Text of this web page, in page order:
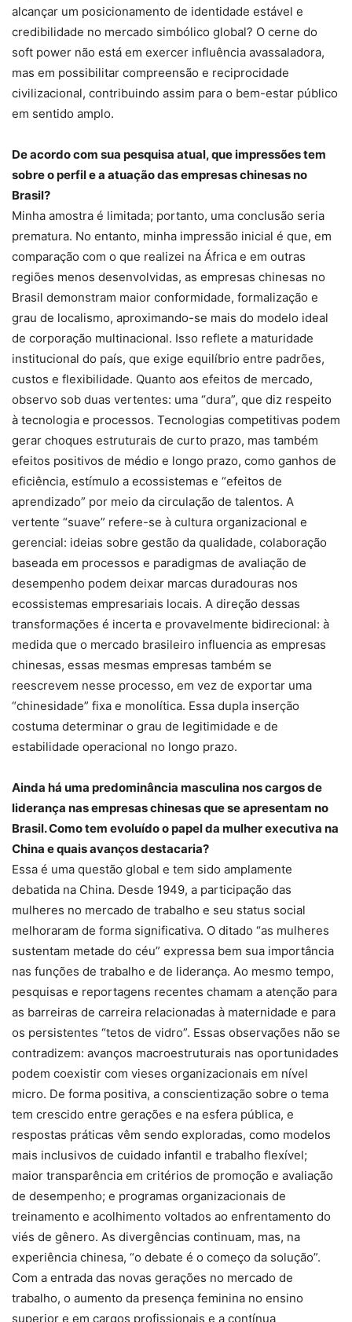
alcançar um posicionamento de identidade estável e
credibilidade no mercado simbólico global? O cerne do
soft power não está em exercer influência avassaladora,
mas em possibilitar compreensão e reciprocidade
civilizacional, contribuindo assim para o bem-estar público
em sentido amplo.
De acordo com sua pesquisa atual, que impressões tem
sobre o perfil e a atuação das empresas chinesas no
Brasil?
Minha amostra é limitada; portanto, uma conclusão seria
prematura. No entanto, minha impressão inicial é que, em
comparação com o que realizei na África e em outras
regiões menos desenvolvidas, as empresas chinesas no
Brasil demonstram maior conformidade, formalização e
grau de localismo, aproximando-se mais do modelo ideal
de corporação multinacional. Isso reflete a maturidade
institucional do país, que exige equilíbrio entre padrões,
custos e flexibilidade. Quanto aos efeitos de mercado,
observo sob duas vertentes: uma “dura”, que diz respeito
à tecnologia e processos. Tecnologias competitivas podem
gerar choques estruturais de curto prazo, mas também
efeitos positivos de médio e longo prazo, como ganhos de
eficiência, estímulo a ecossistemas e “efeitos de
aprendizado” por meio da circulação de talentos. A
vertente “suave” refere-se à cultura organizacional e
gerencial: ideias sobre gestão da qualidade, colaboração
baseada em processos e paradigmas de avaliação de
desempenho podem deixar marcas duradouras nos
ecossistemas empresariais locais. A direção dessas
transformações é incerta e provavelmente bidirecional: à
medida que o mercado brasileiro influencia as empresas
chinesas, essas mesmas empresas também se
reescrevem nesse processo, em vez de exportar uma
“chinesidade” fixa e monolítica. Essa dupla inserção
costuma determinar o grau de legitimidade e de
estabilidade operacional no longo prazo.
Ainda há uma predominância masculina nos cargos de
liderança nas empresas chinesas que se apresentam no
Brasil. Como tem evoluído o papel da mulher executiva na
China e quais avanços destacaria?
Essa é uma questão global e tem sido amplamente
debatida na China. Desde 1949, a participação das
mulheres no mercado de trabalho e seu status social
melhoraram de forma significativa. O ditado “as mulheres
sustentam metade do céu” expressa bem sua importância
nas funções de trabalho e de liderança. Ao mesmo tempo,
pesquisas e reportagens recentes chamam a atenção para
as barreiras de carreira relacionadas à maternidade e para
os persistentes “tetos de vidro”. Essas observações não se
contradizem: avanços macroestruturais nas oportunidades
podem coexistir com vieses organizacionais em nível
micro. De forma positiva, a conscientização sobre o tema
tem crescido entre gerações e na esfera pública, e
respostas práticas vêm sendo exploradas, como modelos
mais inclusivos de cuidado infantil e trabalho flexível;
maior transparência em critérios de promoção e avaliação
de desempenho; e programas organizacionais de
treinamento e acolhimento voltados ao enfrentamento do
viés de gênero. As divergências continuam, mas, na
experiência chinesa, “o debate é o começo da solução”.
Com a entrada das novas gerações no mercado de
trabalho, o aumento da presença feminina no ensino
superior e em cargos profissionais e a contínua